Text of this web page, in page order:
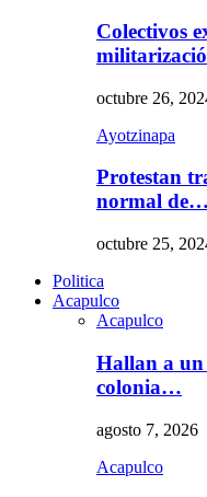
Colectivos
octubre 26,
Ayotzinapa
Protestan
normal de…
octubre 25,
Politica
Acapulco
Acapulco
Hallan a un
colonia…
agosto 7, 2026
Acapulco